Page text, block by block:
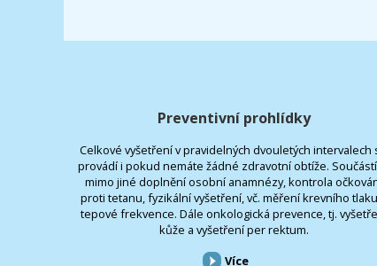
Preventivní prohlídky
Celkové vyšetření v pravidelných dvouletých intervalech
provádí i pokud nemáte žádné zdravotní obtíže.
mimo jiné doplnění osobní anamnézy, kontrola
proti tetanu, fyzikální vyšetření, vč. měření krevního
tepové frekvence. Dále onkologická prevence, tj.
kůže a vyšetření per rektum.
Více